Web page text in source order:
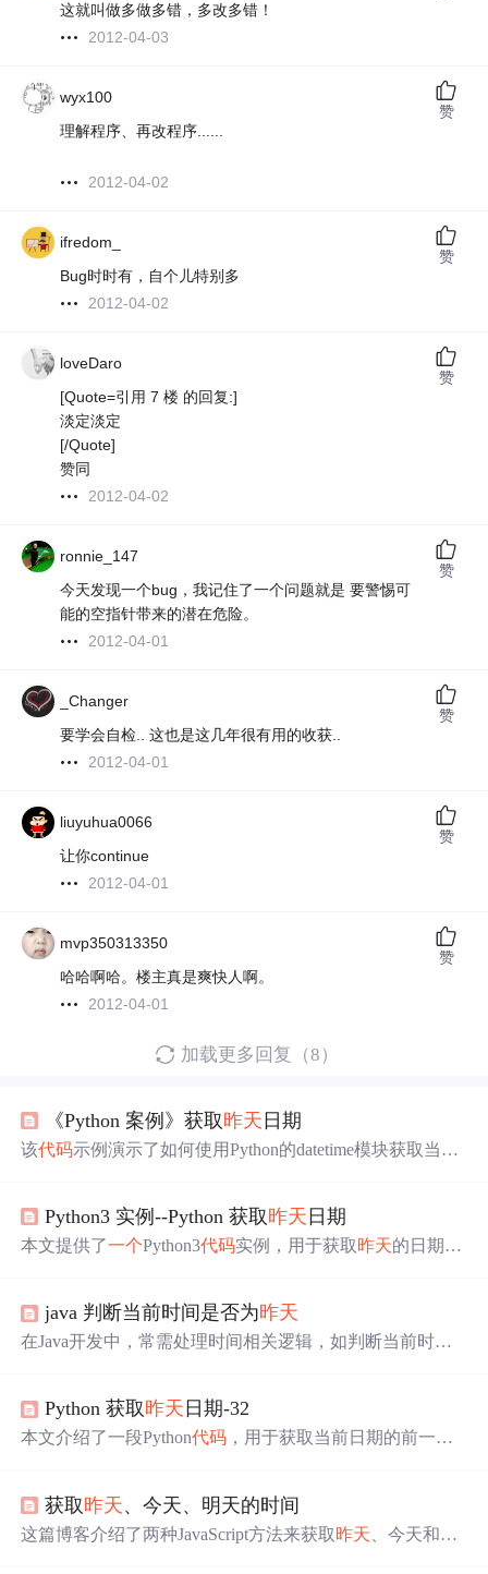
这就叫做多做多错，多改多错！
2012-04-03
wyx100
理解程序、再改程序......
2012-04-02
赞
ifredom_
Bug时时有，自个儿特别多
2012-04-02
赞
loveDaro
[Quote=引用 7 楼 的回复:]
淡定淡定
[/Quote]
赞同
2012-04-02
赞
ronnie_147
今天发现一个bug，我记住了一个问题就是 要警惕可
能的空指针带来的潜在危险。
2012-04-01
赞
_Changer
要学会自检.. 这也是这几年很有用的收获..
2012-04-01
赞
liuyuhua0066
让你continue
2012-04-01
赞
mvp350313350
哈哈啊哈。楼主真是爽快人啊。
2012-04-01
赞
加载更多回复（8）
《Python 案例》获取昨天 日期
该代码示例演示了如何使用Python的datetime模块获取当前
最后返回这个值。执行后，显示的结果为2023年3月28日，
即昨天的日期。,
Python3 实例--Python 获取昨天 日期
本文提供了一个Python3代码实例，用于获取昨天的日期，
java 判断当前时间是否为昨天
在Java开发中，常需处理时间相关逻辑，如判断当前时间
理时区问题的方式，最后给出根据具体需求选择合适类的
建议。
Python 获取昨天 日期-32
本文介绍了一段Python代码 ，用于获取当前日期的前一
函数并打印结果。
获取昨天、今天、明天的时间
这篇博客介绍了两种JavaScript方法来获取昨天 、今天和明